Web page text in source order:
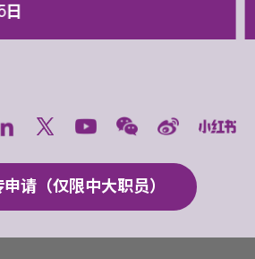
请（仅限中大职员）